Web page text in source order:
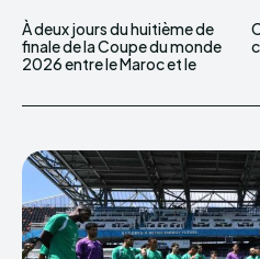
À deux jours du huitième de
finale de la Coupe du monde
2026 entre le Maroc et le
Canada, le sélectionneur